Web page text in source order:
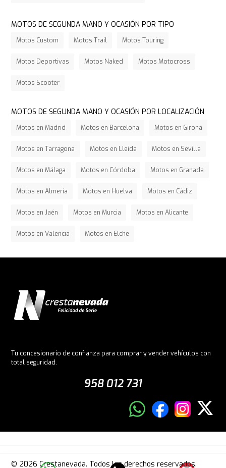
MOTOS DE SEGUNDA MANO Y OCASIÓN POR TIPO
Motos Custom Motos Trail Motos Touring
Motos Deportivas Motos Naked Motos Motocross
Motos Scooter
MOTOS DE SEGUNDA MANO Y OCASIÓN POR LOCALIZACIÓN
Motos en Madrid Motos en Barcelona Motos en Girona
Motos en Tarragona Motos en Lleida Motos en Sevilla
Motos en Málaga Motos en Córdoba Motos en Granada
Motos en Almería Motos en Huelva Motos en Cádiz
Motos en Jaén Motos en Murcia Motos en Alicante
Motos en Valencia Motos en Elche
Tu concesionario de confianza para comprar y vender vehículos con
total seguridad.
958 012 731
© 2026 Crestanevada. Todos los derechos reservados.